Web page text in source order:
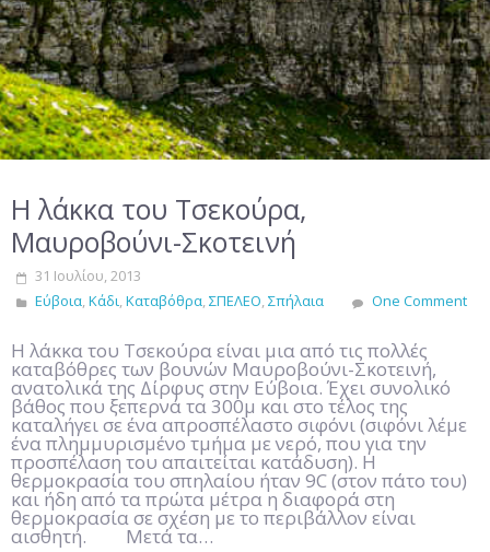
Η λάκκα του Τσεκούρα,
Μαυροβούνι-Σκοτεινή
31 Ιουλίου, 2013
Εύβοια,Κάδι,Καταβόθρα,ΣΠΕΛΕΟ,Σπήλαια One Comment
Η λάκκα του Τσεκούρα είναι μια από τις πολλές
καταβόθρες των βουνών Μαυροβούνι-Σκοτεινή,
ανατολικά της Δίρφυς στην Εύβοια. Έχει συνολικό
βάθος που ξεπερνά τα 300μ και στο τέλος της
καταλήγει σε ένα απροσπέλαστο σιφόνι (σιφόνι λέμε
ένα πλημμυρισμένο τμήμα με νερό, που για την
προσπέλαση του απαιτείται κατάδυση). Η
θερμοκρασία του σπηλαίου ήταν 9C (στον πάτο του)
και ήδη από τα πρώτα μέτρα η διαφορά στη
θερμοκρασία σε σχέση με το περιβάλλον είναι
αισθητή. Μετά τα…